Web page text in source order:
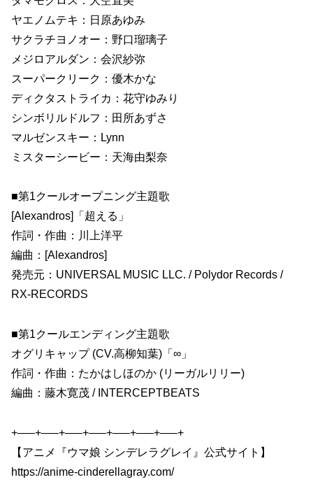
ヤエノムテキ：日原あゆみ
サクラチヨノオー：野口瑠璃子
メジロアルダン：会沢紗弥
スーパークリーク：優木かな
ディクタストライカ：花守ゆみり
シンボリルドルフ：田所あずさ
マルゼンスキー：Lynn
ミスターシービー：天海由梨奈
■第1クールオープニング主題歌
[Alexandros]「超える」
作詞・作曲：川上洋平
編曲：[Alexandros]
発売元：UNIVERSAL MUSIC LLC. / Polydor Records /
RX-RECORDS
■第1クールエンディング主題歌
オグリキャップ (CV.高柳知葉)「∞」
作詞・作曲：たかはしほのか (リーガルリリー)
編曲：藤木寛茂 / INTERCEPTBEATS
+—–+—–+—–+—–+—–+—–+—–+
【アニメ『ウマ娘 シンデレラグレイ』公式サイト】
https://anime-cinderellagray.com/